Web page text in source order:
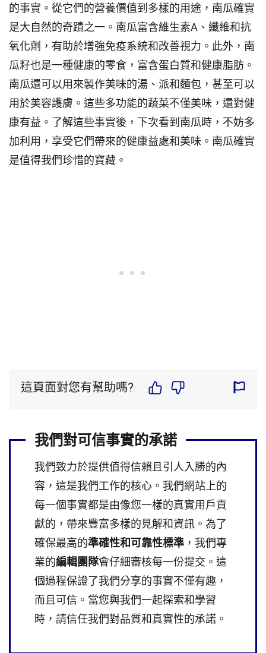
的事實。從它們的營養價值到多樣的用途，南瓜確實
是大自然的奇蹟之一。南瓜富含維生素A、纖維和抗
氧化劑，有助於增強免疫系統和改善視力。此外，南
瓜籽也是一種健康的零食，富含蛋白質和健康脂肪。
南瓜還可以用來製作美味的湯、派和麵包，甚至可以
用於美容護膚。這些多功能的蔬菜不僅美味，還對健
康有益。了解這些事實後，下次看到南瓜時，不妨多
加利用，享受它們帶來的健康益處和美味。南瓜確實
是值得我們珍惜的寶藏。
這頁面對您有幫助嗎?
我們對可信事實的承諾
我們致力於提供值得信賴且引人入勝的內
容，這是我們工作的核心。我們網站上的
每一個事實都是由像您一樣的真實用戶貢
獻的，帶來豐富多樣的見解和資訊。為了
確保最高的準確性和可靠性標準 ，我們專
業的編輯團隊會仔細審核每一份提交。這
個過程保證了我們分享的事實不僅有趣，
而且可信。當您與我們一起探索和學習
時，請信任我們對品質和真實性的承諾。